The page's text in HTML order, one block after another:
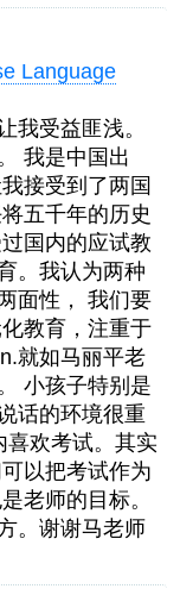
Language
我受益匪浅。
我是中国出
接受到了两国
五千年的历史
国内的应试教
。我认为两种
面性， 我们要
教育，注重于
就如马丽平老
小孩子特别是
话的环境很重
喜欢考试。其实
以把考试作为
老师的目标。
。谢谢马老师